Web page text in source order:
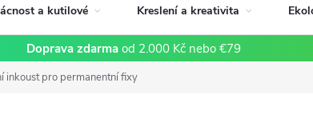
a kutilové Kreslení a kreativita
Doprava zdarma od 2.000 Kč nebo €79
inkoust pro permanentní fixy